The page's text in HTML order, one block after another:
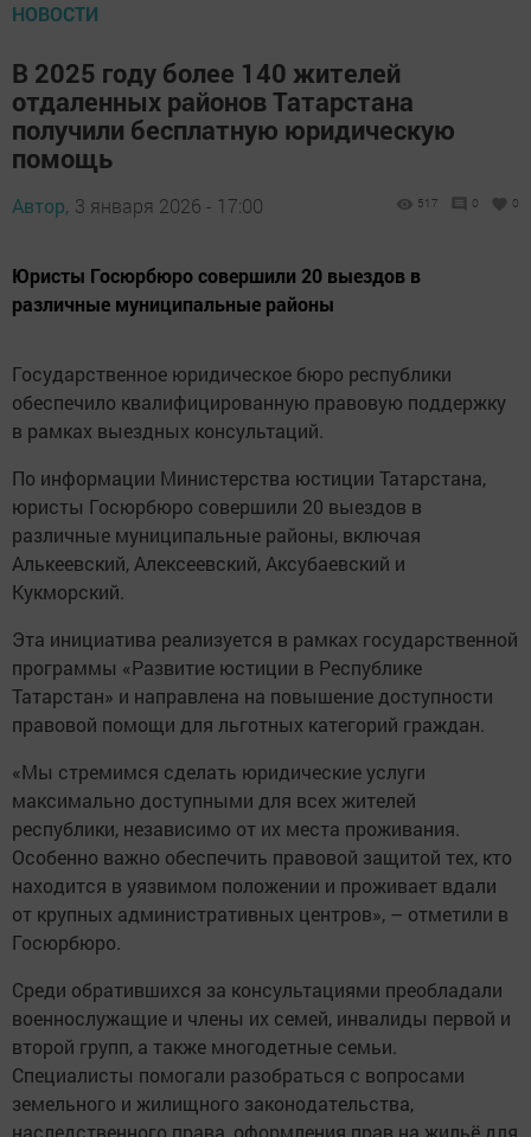
НОВОСТИ
В 2025 году более 140 жителей
отдаленных районов Татарстана
получили бесплатную юридическую
помощь
Автор, 3 января 2026 - 17:00 517 0 0
Юристы Госюрбюро совершили 20 выездов в
различные муниципальные районы
Государственное юридическое бюро республики
обеспечило квалифицированную правовую поддержку
в рамках выездных консультаций.
По информации Министерства юстиции Татарстана,
юристы Госюрбюро совершили 20 выездов в
различные муниципальные районы, включая
Алькеевский, Алексеевский, Аксубаевский и
Кукморский.
Эта инициатива реализуется в рамках государственной
программы «Развитие юстиции в Республике
Татарстан» и направлена на повышение доступности
правовой помощи для льготных категорий граждан.
«Мы стремимся сделать юридические услуги
максимально доступными для всех жителей
республики, независимо от их места проживания.
Особенно важно обеспечить правовой защитой тех, кто
находится в уязвимом положении и проживает вдали
от крупных административных центров», – отметили в
Госюрбюро.
Среди обратившихся за консультациями преобладали
военнослужащие и члены их семей, инвалиды первой и
второй групп, а также многодетные семьи.
Специалисты помогали разобраться с вопросами
земельного и жилищного законодательства,
наследственного права, оформления прав на жильё для